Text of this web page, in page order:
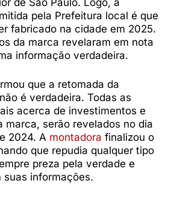
de São Paulo. Logo, a
pela Prefeitura local é que
fabricado na cidade em 2025.
da marca revelaram em nota
informação verdadeira.
que a retomada da
é verdadeira. Todas as
acerca de investimentos e
marca, serão revelados no dia
2024. A montadora finalizou o
que repudia qualquer tipo
preza pela verdade e
informações.